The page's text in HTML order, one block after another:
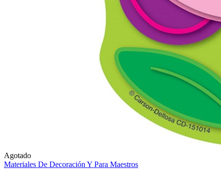
Agotado
Materiales De Decoración Y Para Maestros